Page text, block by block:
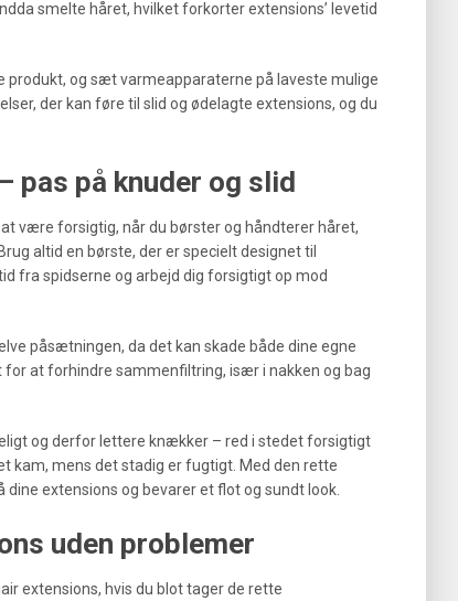
smelte håret, hvilket forkorter extensions’ levetid
produkt, og sæt varmeapparaterne på laveste mulige
der kan føre til slid og ødelagte extensions, og du
pas på knuder og slid
være forsigtig, når du børster og håndterer håret,
altid en børste, der er specielt designet til
fra spidserne og arbejd dig forsigtigt op mod
påsætningen, da det kan skade både dine egne
at forhindre sammenfiltring, især i nakken og bag
og derfor lettere knækker – red i stedet forsigtigt
kam, mens det stadig er fugtigt. Med den rette
extensions og bevarer et flot og sundt look.
uden problemer
extensions, hvis du blot tager de rette